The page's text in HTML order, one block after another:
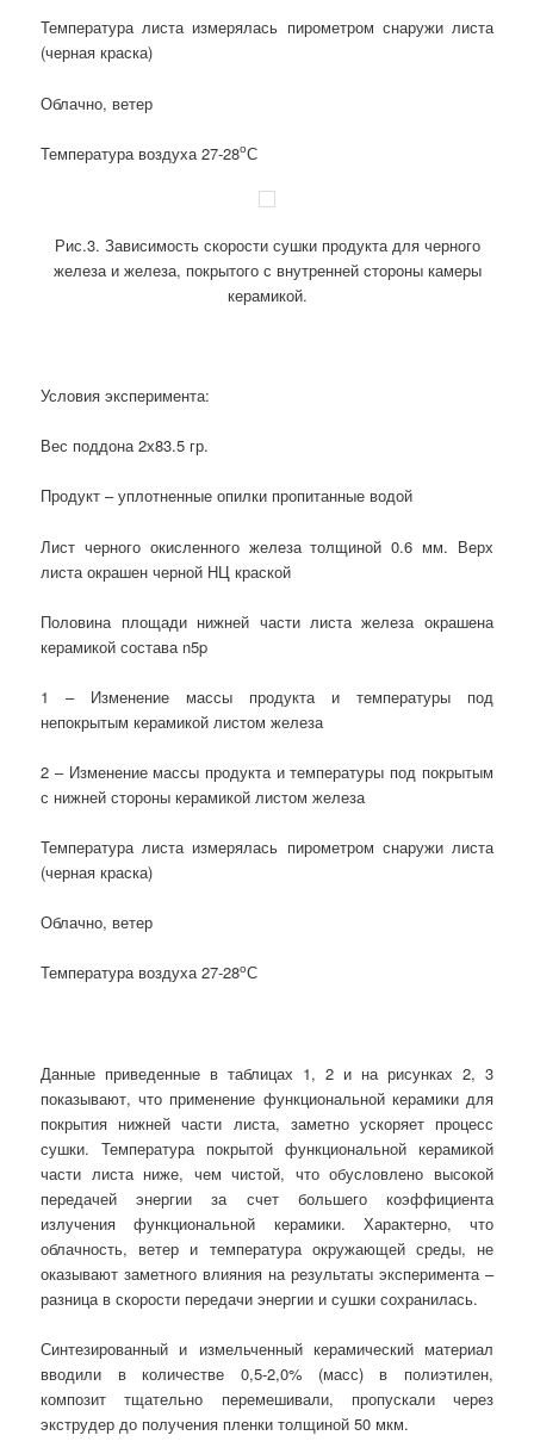
Температура листа измерялась пирометром снаружи листа
(черная краска)
Облачно, ветер
Температура воздуха 27-28оС
Рис.3. Зависимость скорости сушки продукта для черного
железа и железа, покрытого с внутренней стороны камеры
керамикой.
Условия эксперимента:
Вес поддона 2х83.5 гр.
Продукт – уплотненные опилки пропитанные водой
Лист черного окисленного железа толщиной 0.6 мм. Верх
листа окрашен черной НЦ краской
Половина площади нижней части листа железа окрашена
керамикой состава n5p
1 – Изменение массы продукта и температуры под
непокрытым керамикой листом железа
2 – Изменение массы продукта и температуры под покрытым
с нижней стороны керамикой листом железа
Температура листа измерялась пирометром снаружи листа
(черная краска)
Облачно, ветер
Температура воздуха 27-28оС
Данные приведенные в таблицах 1, 2 и на рисунках 2, 3
показывают, что применение функциональной керамики для
покрытия нижней части листа, заметно ускоряет процесс
сушки. Температура покрытой функциональной керамикой
части листа ниже, чем чистой, что обусловлено высокой
передачей энергии за счет большего коэффициента
излучения функциональной керамики. Характерно, что
облачность, ветер и температура окружающей среды, не
оказывают заметного влияния на результаты эксперимента –
разница в скорости передачи энергии и сушки сохранилась.
Синтезированный и измельченный керамический материал
вводили в количестве 0,5-2,0% (масс) в полиэтилен,
композит тщательно перемешивали, пропускали через
экструдер до получения пленки толщиной 50 мкм.